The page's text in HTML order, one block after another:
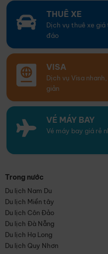
THUÊ XE
Dịch vụ thuê xe
đáo
VISA
Dịch vụ Visa
giản
VÉ MÁY BAY
Vé máy bay giá rẻ
Trong nước
Du lịch Nam Du
Du lịch Miền tây
Du lịch Côn Đảo
Du lịch Đà Nẵng
Du lịch Hạ Long
Du lịch Quy Nhơn